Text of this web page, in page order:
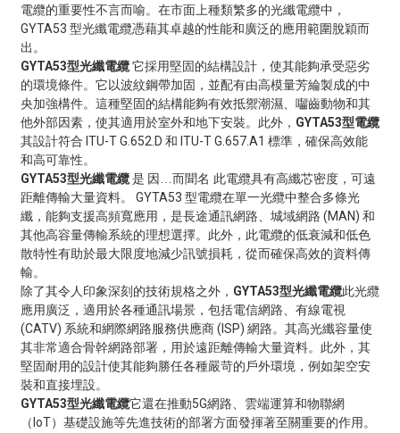
電纜的重要性不言而喻。在市面上種類繁多的光纖電纜中，
GYTA53 型光纖電纜憑藉其卓越的性能和廣泛的應用範圍脫穎而
出。
GYTA53型光纖電纜它採用堅固的結構設計，使其能夠承受惡劣
的環境條件。它以波紋鋼帶加固，並配有由高模量芳綸製成的中
央加強構件。這種堅固的結構能夠有效抵禦潮濕、囓齒動物和其
他外部因素，使其適用於室外和地下安裝。此外， GYTA53型電纜
其設計符合 ITU-T G.652.D 和 ITU-T G.657.A1 標準，確保高效能
和高可靠性。
GYTA53型光纖電纜是 因…而聞名 此電纜具有高纖芯密度，可遠
距離傳輸大量資料。 GYTA53 型電纜在單一光纜中整合多條光
纖，能夠支援高頻寬應用，是長途通訊網路、城域網路 (MAN) 和
其他高容量傳輸系統的理想選擇。此外，此電纜的低衰減和低色
散特性有助於最大限度地減少訊號損耗，從而確保高效的資料傳
輸。
除了其令人印象深刻的技術規格之外， GYTA53型光纖電纜此光纜
應用廣泛，適用於各種通訊場景，包括電信網路、有線電視
(CATV) 系統和網際網路服務供應商 (ISP) 網路。其高光纖容量使
其非常適合骨幹網路部署，用於遠距離傳輸大量資料。此外，其
堅固耐用的設計使其能夠勝任各種嚴苛的戶外環境，例如架空安
裝和直接埋設。
GYTA53型光纖電纜它還在推動5G網路、雲端運算和物聯網
（IoT）基礎設施等先進技術的部署方面發揮著至關重要的作用。